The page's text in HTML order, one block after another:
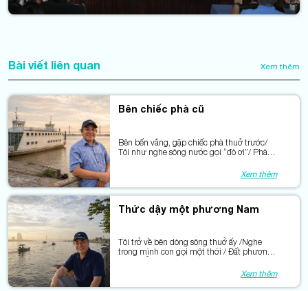
Bài viết liên quan Xem thêm
Bên chiếc phà cũ
Bên bến vắng, gặp chiếc phà thuở trước/
Tôi như nghe sông nước gọi “đò ơi”/ Phà
Xem thêm
Thức dậy một phương Nam
Tôi trở về bên dòng sông thuở ấy /Nghe
trong mình con gọi một thời / Đất phương
Xem thêm